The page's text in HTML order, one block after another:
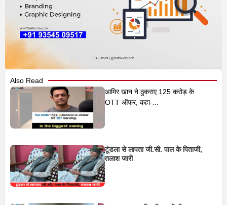
Also Read
आमिर खान ने ठुकराए 125 करोड़ के
OTT ऑफर, कहा-...
टूंडला से लापता जी.सी. पाल के पिताजी,
तलाश जारी